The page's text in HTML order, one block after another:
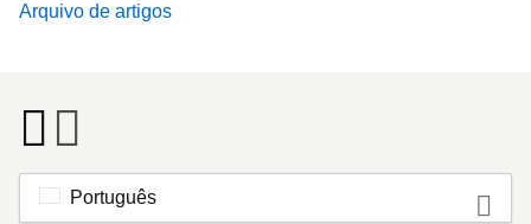
Arquivo de artigos
Português